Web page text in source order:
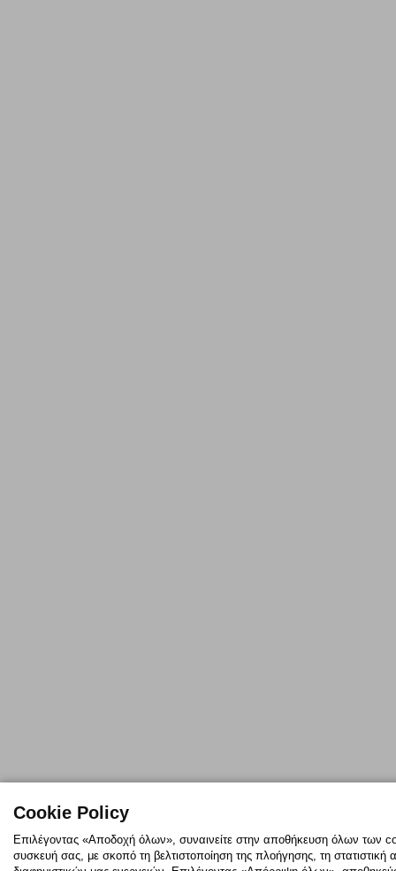
Cookie Policy
Επιλέγοντας «Αποδοχή όλων», συναινείτε στην αποθήκευση όλων των
συσκευή σας, με σκοπό τη βελτιστοποίηση της πλοήγησης, τη στατιστική